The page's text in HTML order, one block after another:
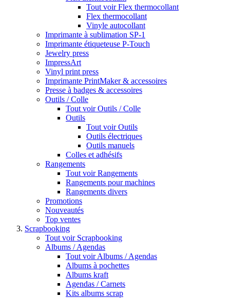
Tout voir Flex thermocollant
Flex thermocollant
Vinyle autocollant
Imprimante à sublimation SP-1
Imprimante étiqueteuse P-Touch
Jewelry press
ImpressArt
Vinyl print press
Imprimante PrintMaker & accessoires
Presse à badges & accessoires
Outils / Colle
Tout voir Outils / Colle
Outils
Tout voir Outils
Outils électriques
Outils manuels
Colles et adhésifs
Rangements
Tout voir Rangements
Rangements pour machines
Rangements divers
Promotions
Nouveautés
Top ventes
Scrapbooking
Tout voir Scrapbooking
Albums / Agendas
Tout voir Albums / Agendas
Albums à pochettes
Albums kraft
Agendas / Carnets
Kits albums scrap